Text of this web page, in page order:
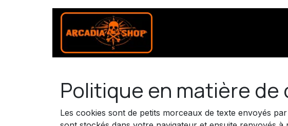
Se rendre au contenu
Politique en matière de
Les cookies sont de petits morceaux de texte envoyés